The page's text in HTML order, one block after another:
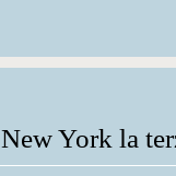
New York la